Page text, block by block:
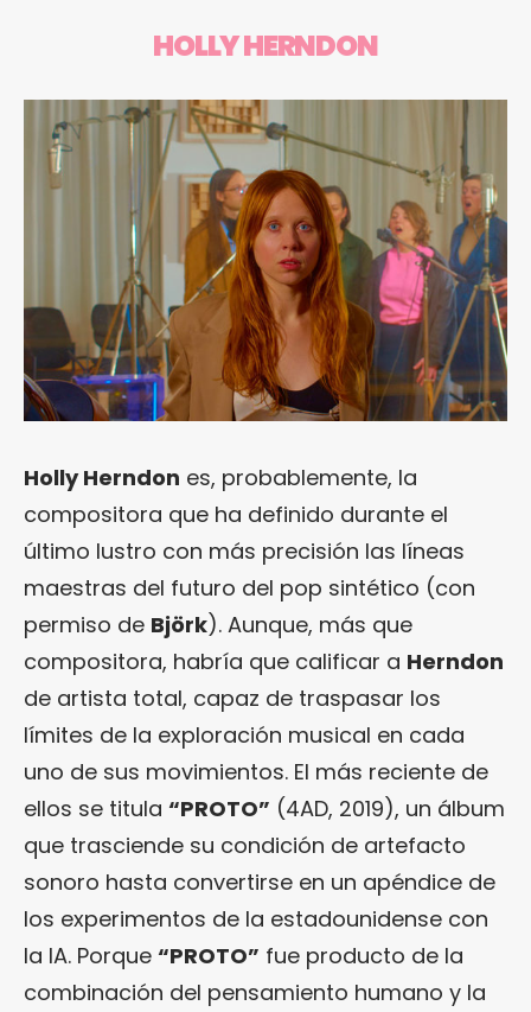
HOLLY HERNDON
Holly Herndon es, probablemente, la
compositora que ha definido durante el
último lustro con más precisión las líneas
maestras del futuro del pop sintético (con
permiso de Björk). Aunque, más que
compositora, habría que calificar a Herndon
de artista total, capaz de traspasar los
límites de la exploración musical en cada
uno de sus movimientos. El más reciente de
ellos se titula “PROTO” (4AD, 2019), un álbum
que trasciende su condición de artefacto
sonoro hasta convertirse en un apéndice de
los experimentos de la estadounidense con
la IA. Porque “PROTO” fue producto de la
combinación del pensamiento humano y la